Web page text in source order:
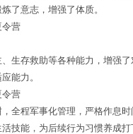
了意志，增强了体质。
令营
生存救助等各种能力，增强
能力。
令营
全程军事化管理，严格作息
技能，为后续行为习惯养成